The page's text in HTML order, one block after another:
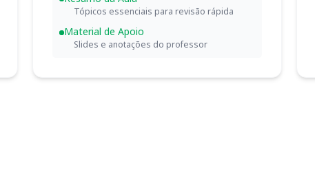
Tópicos essenciais para revisão rápida
Material de Apoio
Slides e anotações do professor